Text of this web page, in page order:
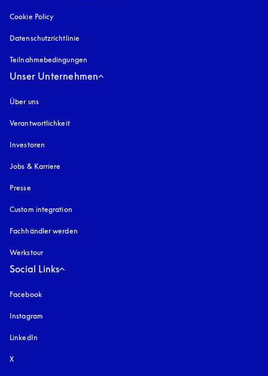
Cookie Policy
Datenschutzrichtlinie
Teilnahmebedingungen
Unser Unternehmen
Über uns
Verantwortlichkeit
Investoren
Jobs & Karriere
Presse
Custom integration
Fachhändler werden
Werkstour
Social Links
Facebook
Instagram
LinkedIn
X